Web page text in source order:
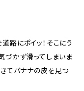
路にポイッ！そこにう
づかず滑ってしまいま
きてバナナの皮を見つ